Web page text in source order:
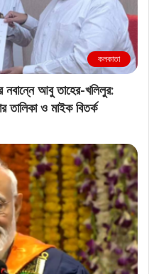
কলকাতা
নবান্নে আবু তাহের-খলিলুর:
তালিকা ও মাইক বিতর্ক